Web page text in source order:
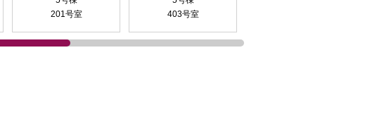
201号室
403号室